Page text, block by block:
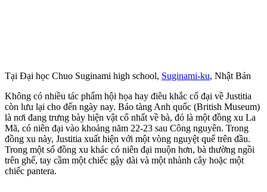
Tại Đại học Chuo Suginami high school, Suginami-ku, Nhật Bản
Không có nhiều tác phẩm hội họa hay điêu khắc cổ đại về Justitia
còn lưu lại cho đến ngày nay. Bảo tàng Anh quốc (British Museum)
là nơi đang trưng bày hiện vật cổ nhất về bà, đó là một đồng xu La
Mã, có niên đại vào khoảng năm 22-23 sau Công nguyên. Trong
đồng xu này, Justitia xuất hiện với một vòng nguyệt quế trên đầu.
Trong một số đồng xu khác có niên đại muộn hơn, bà thường ngồi
trên ghế, tay cầm một chiếc gậy dài và một nhành cây hoặc một
chiếc pantera.